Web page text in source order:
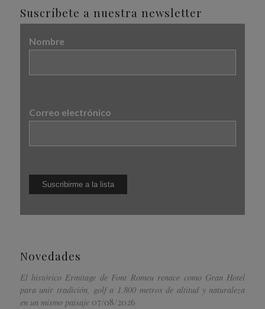
Suscríbete a nuestra newsletter
Nombre
Correo electrónico
Novedades
El histórico Ermitage de Font Romeu renace como Gran Hotel
para unir tradición, golf a 1.800 metros de altitud y naturaleza
en un mismo paisaje 07/08/2026